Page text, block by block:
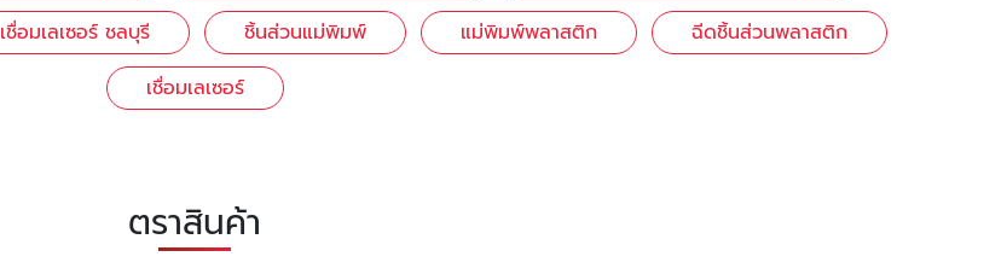
เชื่อมเลเซอร์ ชลบุรี ชิ้นส่วนแม่พิมพ์ แม่พิมพ์พลาสติก
ฉีดชิ้นส่วนพลาสติก
เชื่อมเลเซอร์
ตราสินค้า